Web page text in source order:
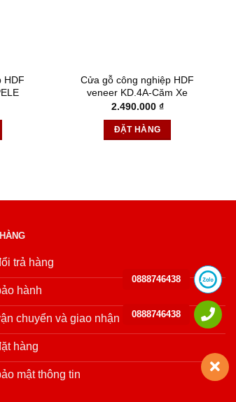
HDF
Cửa gỗ công nghiệp HDF
veneer KD.4A-Căm Xe
2.490.000 ₫
ĐẶT HÀNG
trả hàng
hành
chuyển và giao nhận
hàng
mật thông tin
0888746438
0888746438